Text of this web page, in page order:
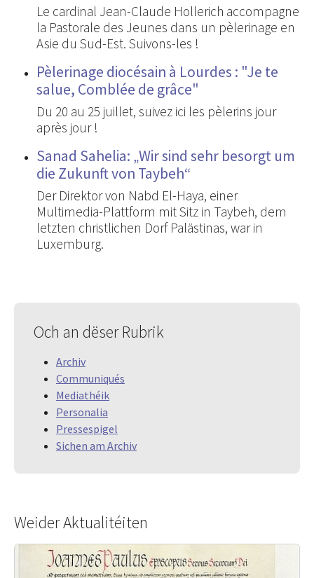
Le cardinal Jean-Claude Hollerich accompagne
la Pastorale des Jeunes dans un pèlerinage en
Asie du Sud-Est. Suivons-les !
Pèlerinage diocésain à Lourdes : "Je te
salue, Comblée de grâce"
Du 20 au 25 juillet, suivez ici les pèlerins jour
après jour !
Sanad Sahelia: „Wir sind sehr besorgt um
die Zukunft von Taybeh“
Der Direktor von Nabd El-Haya, einer
Multimedia-Plattform mit Sitz in Taybeh, dem
letzten christlichen Dorf Palästinas, war in
Luxemburg.
Och an dëser Rubrik
Archiv
Communiqués
Mediathéik
Personalia
Pressespigel
Sichen am Archiv
Weider Aktualitéiten